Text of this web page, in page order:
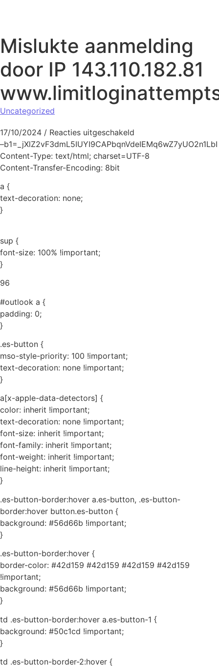
Mislukte aanmelding
door IP 143.110.182.81
Uncategorized
17/10/2024 / Reacties uitgeschakeld
–b1=_jXlZ2vF3dmL5IUYI9CAPbqnVdeIEMq6wZ7yUO2n1LbI
Content-Type: text/html; charset=UTF-8
Content-Transfer-Encoding: 8bit
a {
text-decoration: none;
}
sup {
font-size: 100% !important;
}
96
#outlook a {
padding: 0;
}
.es-button {
mso-style-priority: 100 !important;
text-decoration: none !important;
}
a[x-apple-data-detectors] {
color: inherit !important;
text-decoration: none !important;
font-size: inherit !important;
font-family: inherit !important;
font-weight: inherit !important;
line-height: inherit !important;
}
.es-button-border:hover a.es-button, .es-button-
border:hover button.es-button {
background: #56d66b !important;
}
.es-button-border:hover {
border-color: #42d159 #42d159 #42d159 #42d159
!important;
background: #56d66b !important;
}
td .es-button-border:hover a.es-button-1 {
background: #50c1cd !important;
}
td .es-button-border-2:hover {